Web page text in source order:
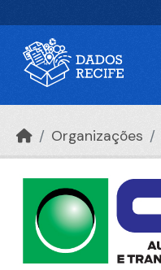
Organizações